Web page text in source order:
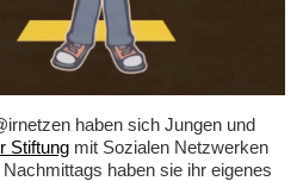
haben sich Jungen und
Stiftung mit Sozialen Netzwerken
haben sie ihr eigenes